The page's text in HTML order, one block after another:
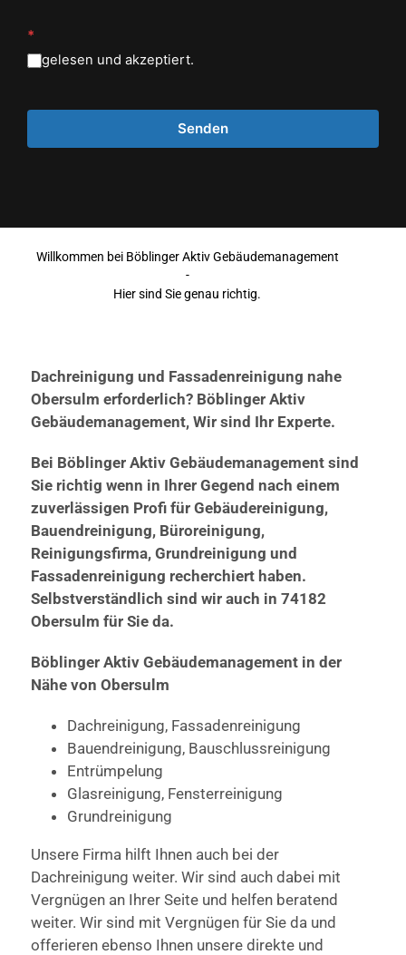
*
gelesen und akzeptiert.
Willkommen bei Böblinger Aktiv Gebäudemanagement
-
Hier sind Sie genau richtig.
Dachreinigung und Fassadenreinigung nahe
Obersulm erforderlich? Böblinger Aktiv
Gebäudemanagement, Wir sind Ihr Experte.
Bei Böblinger Aktiv Gebäudemanagement sind
Sie richtig wenn in Ihrer Gegend nach einem
zuverlässigen Profi für Gebäudereinigung,
Bauendreinigung, Büroreinigung,
Reinigungsfirma, Grundreinigung und
Fassadenreinigung recherchiert haben.
Selbstverständlich sind wir auch in 74182
Obersulm für Sie da.
Böblinger Aktiv Gebäudemanagement in der
Nähe von Obersulm
Dachreinigung, Fassadenreinigung
Bauendreinigung, Bauschlussreinigung
Entrümpelung
Glasreinigung, Fensterreinigung
Grundreinigung
Unsere Firma hilft Ihnen auch bei der
Dachreinigung weiter. Wir sind auch dabei mit
Vergnügen an Ihrer Seite und helfen beratend
weiter. Wir sind mit Vergnügen für Sie da und
offerieren ebenso Ihnen unsere direkte und